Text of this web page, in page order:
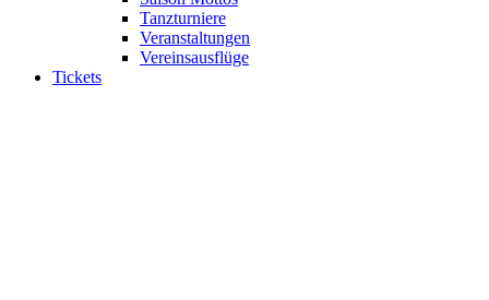
Tanzturniere
Veranstaltungen
Vereinsausflüge
Tickets